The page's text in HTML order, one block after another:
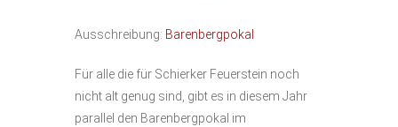
Ausschreibung: Barenbergpokal
Für alle die für Schierker Feuerstein noch
nicht alt genug sind, gibt es in diesem Jahr
parallel den Barenbergpokal im